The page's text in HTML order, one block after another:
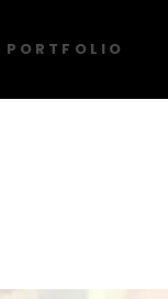
PORTFOLIO